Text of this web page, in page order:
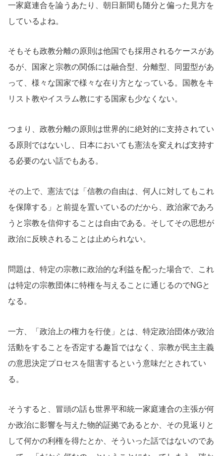
一家庭連合を論うあたり、朝日新聞も随分と偏った見方を
しているよね。
そもそも政教分離の原則は他国でも採用されるケースがあ
るが、国家と宗教の関係には融合型、分離型、同盟型があ
って、様々な国家で様々な在り方となっている。国教をキ
リスト教やイスラム教にする国家も少なくない。
つまり、政教分離の原則は世界的に絶対的に支持されてい
る原則ではないし、日本においても憲法を変えれば支持す
る必要のない話でもある。
その上で、憲法では「信教の自由は、何人に対してもこれ
を保障する」と前提を置いているのだから、政治家であろ
うと宗教を信仰することは自由である。そしてその思想が
政治に反映されることは止められない。
問題は、特定の宗教に政治的な利益を配った場合で、これ
は特定の宗教団体に特権を与えることに通じるのでNGと
なる。
一方、「政治上の権力を行使」とは、特定政治団体が政治
活動をすることを否定する趣旨ではなく、宗教が民主主義
の意思決定プロセスを阻害するという意味だとされてい
る。
そうすると、冒頭の話も世界平和統一家庭連合の主張が何
か政治に影響を与えた物的証拠であるとか、その見返りと
して何かの利権を得たとか、そういった話ではないのであ